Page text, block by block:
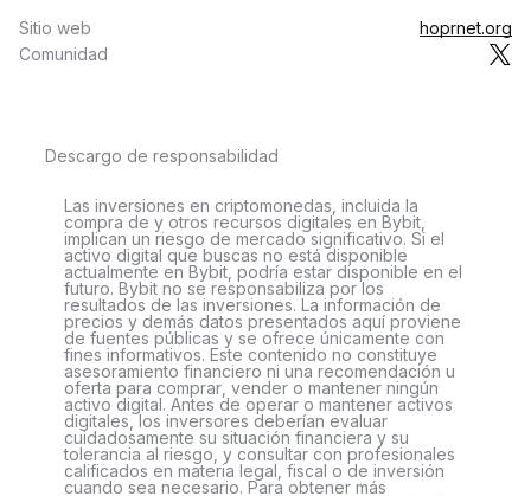
Sitio web
hoprnet.org
Comunidad
Descargo de responsabilidad
Las inversiones en criptomonedas, incluida la
compra de y otros recursos digitales en Bybit,
implican un riesgo de mercado significativo. Si el
activo digital que buscas no está disponible
actualmente en Bybit, podría estar disponible en el
futuro. Bybit no se responsabiliza por los
resultados de las inversiones. La información de
precios y demás datos presentados aquí proviene
de fuentes públicas y se ofrece únicamente con
fines informativos. Este contenido no constituye
asesoramiento financiero ni una recomendación u
oferta para comprar, vender o mantener ningún
activo digital. Antes de operar o mantener activos
digitales, los inversores deberían evaluar
cuidadosamente su situación financiera y su
tolerancia al riesgo, y consultar con profesionales
calificados en materia legal, fiscal o de inversión
cuando sea necesario. Para obtener más